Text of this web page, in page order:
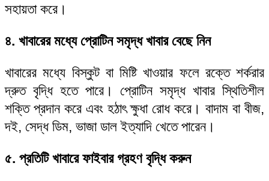
সহায়তা করে।
৪. খাবারের মধ্যে প্রোটিন সমৃদ্ধ খাবার বেছে নিন
খাবারের মধ্যে বিস্কুট বা মিষ্টি খাওয়ার ফলে রক্তে শর্করার
দ্রুত বৃদ্ধি হতে পারে। প্রোটিন সমৃদ্ধ খাবার স্থিতিশীল
শক্তি প্রদান করে এবং হঠাৎ ক্ষুধা রোধ করে। বাদাম বা বীজ,
দই, সেদ্ধ ডিম, ভাজা ডাল ইত্যাদি খেতে পারেন।
৫. প্রতিটি খাবারে ফাইবার গ্রহণ বৃদ্ধি করুন